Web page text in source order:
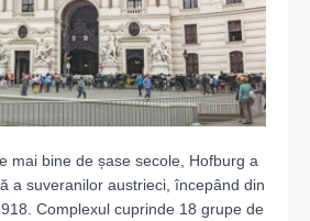
mai bine de șase secole, Hofburg a
a suveranilor austrieci, începând din
Complexul cuprinde 18 grupe de